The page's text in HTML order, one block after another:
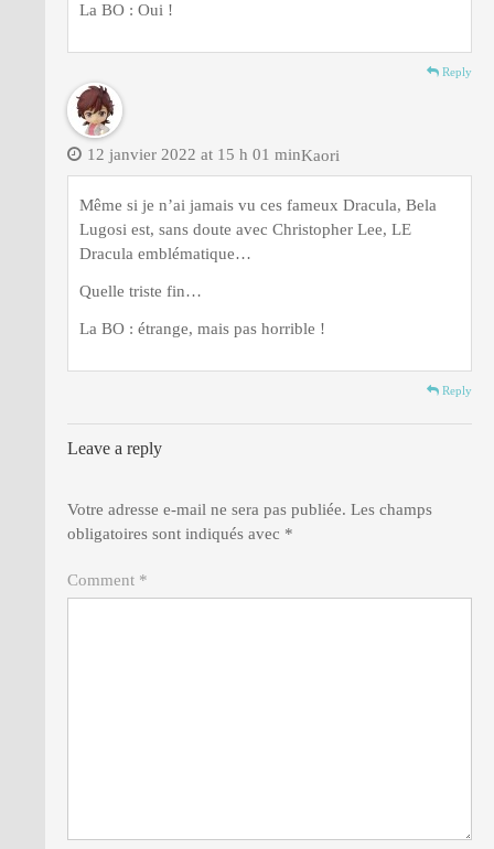
La BO : Oui !
Reply
Kaori
12 janvier 2022 at 15 h 01 min
Même si je n’ai jamais vu ces fameux Dracula, Bela
Lugosi est, sans doute avec Christopher Lee, LE
Dracula emblématique…
Quelle triste fin…
La BO : étrange, mais pas horrible !
Reply
Leave a reply
Votre adresse e-mail ne sera pas publiée. Les champs
obligatoires sont indiqués avec *
Comment *